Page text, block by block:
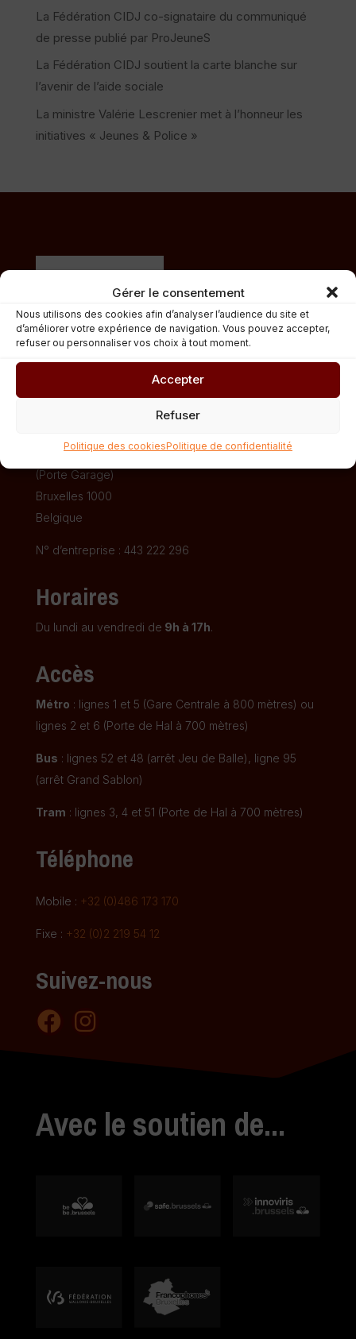
Gérer le consentement
Nous utilisons des cookies afin d’analyser l’audience du site et
d’améliorer votre expérience de navigation. Vous pouvez accepter,
refuser ou personnaliser vos choix à tout moment.
Accepter
Refuser
Politique des cookiesPolitique de confidentialité
La Fédération CIDJ co-signataire du communiqué
de presse publié par ProJeuneS
La Fédération CIDJ soutient la carte blanche sur
l’avenir de l’aide sociale
La ministre Valérie Lescrenier met à l’honneur les
initiatives « Jeunes & Police »
Fédération CIDJ
Rue Saint-Ghislain, 29
(Porte Garage)
Bruxelles 1000
Belgique
N° d’entreprise : 443 222 296
Horaires
Du lundi au vendredi de 9h à 17h.
Accès
Métro : lignes 1 et 5 (Gare Centrale à 800 mètres) ou
lignes 2 et 6 (Porte de Hal à 700 mètres)
Bus : lignes 52 et 48 (arrêt Jeu de Balle), ligne 95
(arrêt Grand Sablon)
Tram : lignes 3, 4 et 51 (Porte de Hal à 700 mètres)
Téléphone
Mobile : +32 (0)486 173 170
Fixe : +32 (0)2 219 54 12
Suivez-nous
Avec le soutien de...